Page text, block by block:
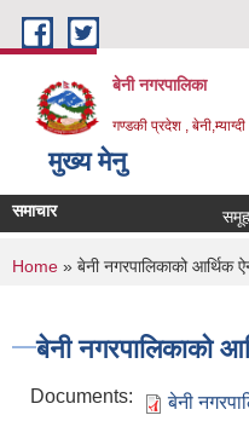
Skip to main content
बेनी नगरपालिका
गण्डकी प्रदेश , बेनी,म्याग्दी
मुख्य मेनु
समाचार समूह
You are here
Home » बेनी नगरपालिकाको आर्थिक
बेनी नगरपालिकाको
Documents: बेनी